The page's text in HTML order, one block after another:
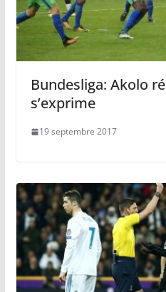
Bundesliga: Akolo
s’exprime
19 septembre 2017